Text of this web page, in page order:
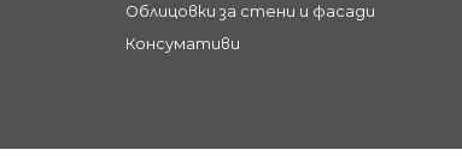
Облицовки за стени и фасади
Консумативи